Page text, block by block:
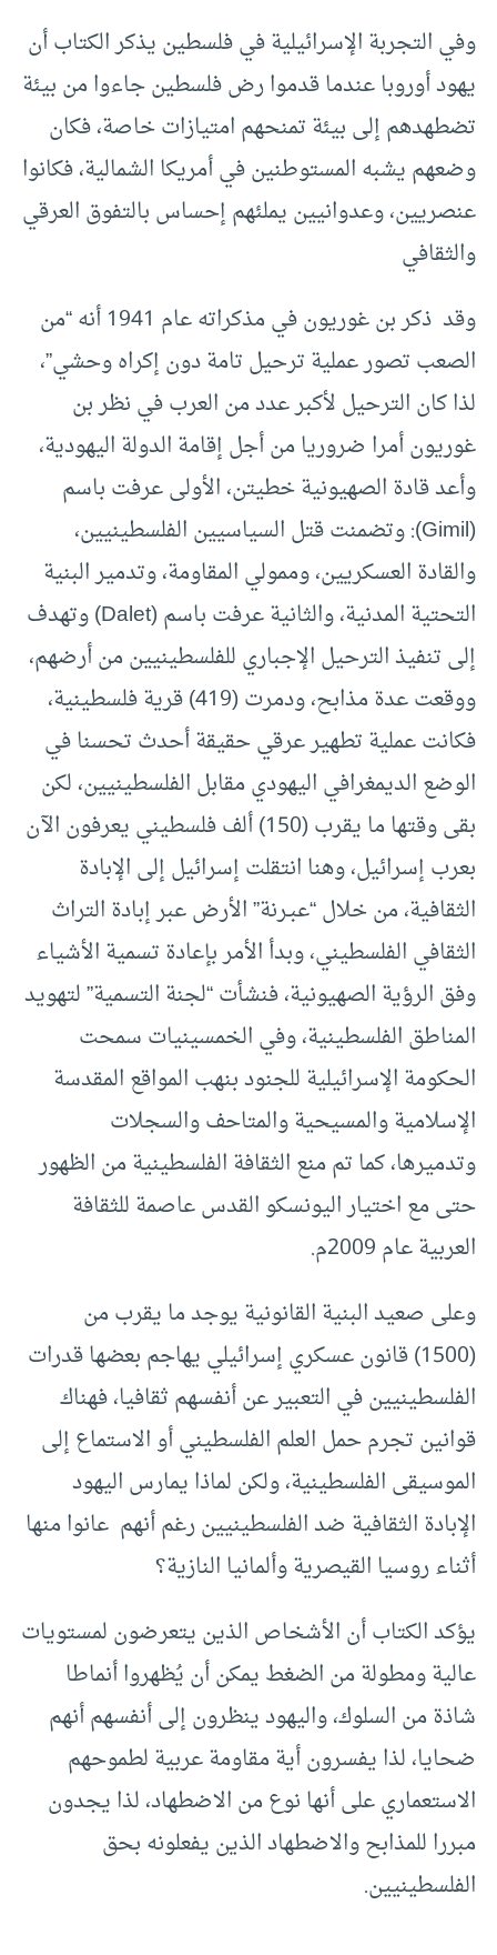
وفي التجربة الإسرائيلية في فلسطين يذكر الكتاب أن
يهود أوروبا عندما قدموا رض فلسطين جاءوا من بيئة
تضطهدهم إلى بيئة تمنحهم امتيازات خاصة، فكان
وضعهم يشبه المستوطنين في أمريكا الشمالية، فكانوا
عنصريين، وعدوانيين يملئهم إحساس بالتفوق العرقي
والثقافي
وقد ذكر بن غوريون في مذكراته عام 1941 أنه “من
الصعب تصور عملية ترحيل تامة دون إكراه وحشي”،
لذا كان الترحيل لأكبر عدد من العرب في نظر بن
غوريون أمرا ضروريا من أجل إقامة الدولة اليهودية،
وأعد قادة الصهيونية خطيتن، الأولى عرفت باسم
(Gimil): وتضمنت قتل السياسيين الفلسطينيين،
والقادة العسكريين، وممولي المقاومة، وتدمير البنية
التحتية المدنية، والثانية عرفت باسم (Dalet) وتهدف
إلى تنفيذ الترحيل الإجباري للفلسطينيين من أرضهم،
ووقعت عدة مذابح، ودمرت (419) قرية فلسطينية،
فكانت عملية تطهير عرقي حقيقة أحدث تحسنا في
الوضع الديمغرافي اليهودي مقابل الفلسطينيين، لكن
بقى وقتها ما يقرب (150) ألف فلسطيني يعرفون الآن
بعرب إسرائيل، وهنا انتقلت إسرائيل إلى الإبادة
الثقافية، من خلال “عبـرنة” الأرض عبر إبادة التراث
الثقافي الفلسطيني، وبدأ الأمر بإعادة تسمية الأشياء
وفق الرؤية الصهيونية، فنشأت “لجنة التسمية” لتهويد
المناطق الفلسطينية، وفي الخمسينيات سمحت
الحكومة الإسرائيلية للجنود بنهب المواقع المقدسة
الإسلامية والمسيحية والمتاحف والسجلات
وتدميرها، كما تم منع الثقافة الفلسطينية من الظهور
حتى مع اختيار اليونسكو القدس عاصمة للثقافة
العربية عام 2009م.
وعلى صعيد البنية القانونية يوجد ما يقرب من
(1500) قانون عسكري إسرائيلي يهاجم بعضها قدرات
الفلسطينيين في التعبير عن أنفسهم ثقافيا، فهناك
قوانين تجرم حمل العلم الفلسطيني أو الاستماع إلى
الموسيقى الفلسطينية، ولكن لماذا يمارس اليهود
الإبادة الثقافية ضد الفلسطينيين رغم أنهم عانوا منها
أثناء روسيا القيصرية وألمانيا النازية؟
يؤكد الكتاب أن الأشخاص الذين يتعرضون لمستويات
عالية ومطولة من الضغط يمكن أن يُظهروا أنماطا
شاذة من السلوك، واليهود ينظرون إلى أنفسهم أنهم
ضحايا، لذا يفسرون أية مقاومة عربية لطموحهم
الاستعماري على أنها نوع من الاضطهاد، لذا يجدون
مبررا للمذابح والاضطهاد الذين يفعلونه بحق
الفلسطينيين.